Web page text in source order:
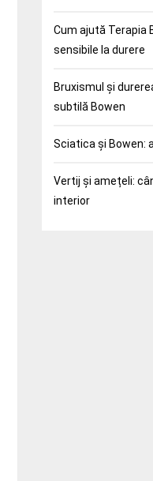
Cum ajută Terapia
sensibile la durere
Bruxismul și
subtilă Bowen
Sciatica și Bowen:
Vertij și amețeli:
interior